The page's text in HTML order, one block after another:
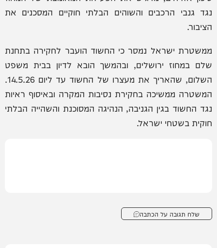
נגד גנבי הרכבים והשוהים הבלתי חוקיים המסכנים את
הציבור.
ממשטרת ישראל נמסר כי החשוד הועבר לחקירה בתחנת
שלם במחוז ירושלים, ובהמשך הובא לדיון בבית משפט
השלום, שהאריך את מעצרו של החשוד עד ליום 14.5.26.
המשטרה ממשיכה בחקירת נסיבות המקרה ובאיסוף ראיות
נגד החשוד בגין הגניבה, הנהיגה המסוכנת והשהייה הבלתי
חוקית בשטחי ישראל.
שלח תגובה על הכתבה